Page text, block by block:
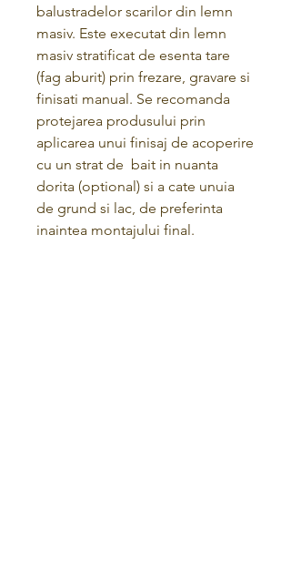
balustradelor scarilor din lemn
masiv. Este executat din lemn
masiv stratificat de esenta tare
(fag aburit) prin frezare, gravare si
finisati manual. Se recomanda
protejarea produsului prin
aplicarea unui finisaj de acoperire
cu un strat de bait in nuanta
dorita (optional) si a cate unuia
de grund si lac, de preferinta
inaintea montajului final.